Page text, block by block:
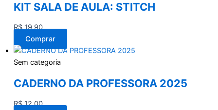
KIT SALA DE AULA: STITCH
R$19,90
Comprar
Sem categoria
CADERNO DA PROFESSORA 2025
R$12,00